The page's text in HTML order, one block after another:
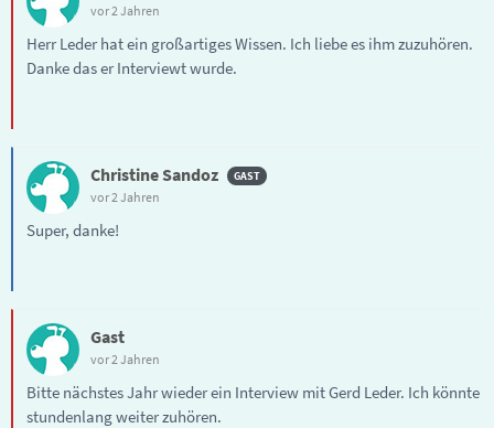
vor 2 Jahren
Herr Leder hat ein großartiges Wissen. Ich liebe es ihm zuzuhören.
Danke das er Interviewt wurde.
Christine Sandoz
vor 2 Jahren
Super, danke!
Gast
vor 2 Jahren
Bitte nächstes Jahr wieder ein Interview mit Gerd Leder. Ich könnte
stundenlang weiter zuhören.